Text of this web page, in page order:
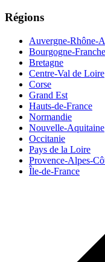
Régions
Auvergne-Rhône-
Bourgogne-
Bretagne
Centre-Val de Loire
Corse
Grand Est
Hauts-de-France
Normandie
Nouvelle-Aquitaine
Occitanie
Pays de la Loire
Provence-Alpes-
Île-de-France